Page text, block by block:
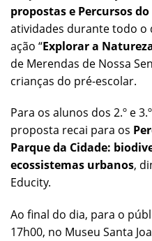
propostas e Percursos
atividades durante todo o
ação “Explorar a
de Merendas de Nossa
crianças do pré-escolar.
Para os alunos dos 2.º e
proposta recai para os
Parque da Cidade:
ecossistemas urbanos,
Educity.
Ao final do dia, para o
17h00, no Museu Santa